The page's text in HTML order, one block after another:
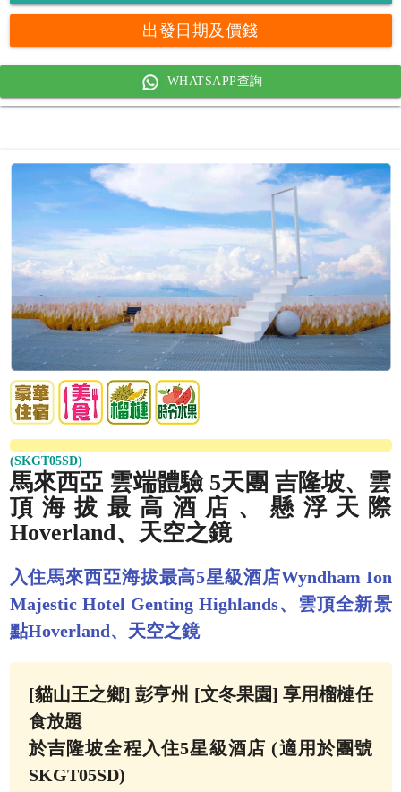
出發日期及價錢
WHATSAPP查詢
(SKGT05SD)
馬來西亞 雲端體驗 5天團 吉隆坡、雲
頂海拔最高酒店、懸浮天際
Hoverland、天空之鏡
入住馬來西亞海拔最高5星級酒店Wyndham Ion
Majestic Hotel Genting Highlands、雲頂全新景
點Hoverland、天空之鏡
[貓山王之鄉] 彭亨州 [文冬果園] 享用榴槤任
食放題
於吉隆坡全程入住5星級酒店 (適用於團號
SKGT05SD)